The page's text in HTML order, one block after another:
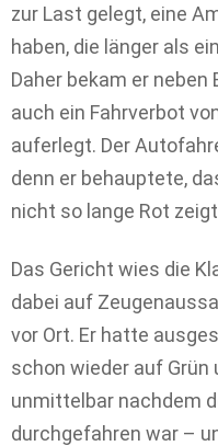
zur Last gelegt, eine
haben, die länger als
Daher bekam er neben
auch ein Fahrverbot
auferlegt. Der
denn er behauptete,
nicht so lange Rot
Das Gericht wies die
dabei auf
vor Ort. Er hatte
schon wieder auf
unmittelbar nachdem
durchgefahren war –